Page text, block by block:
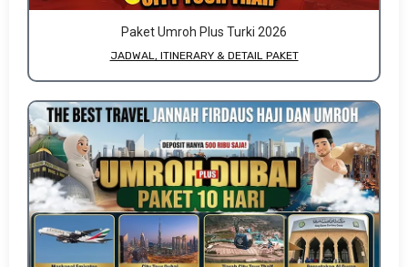
Paket Umroh Plus Turki 2026
JADWAL, ITINERARY & DETAIL PAKET